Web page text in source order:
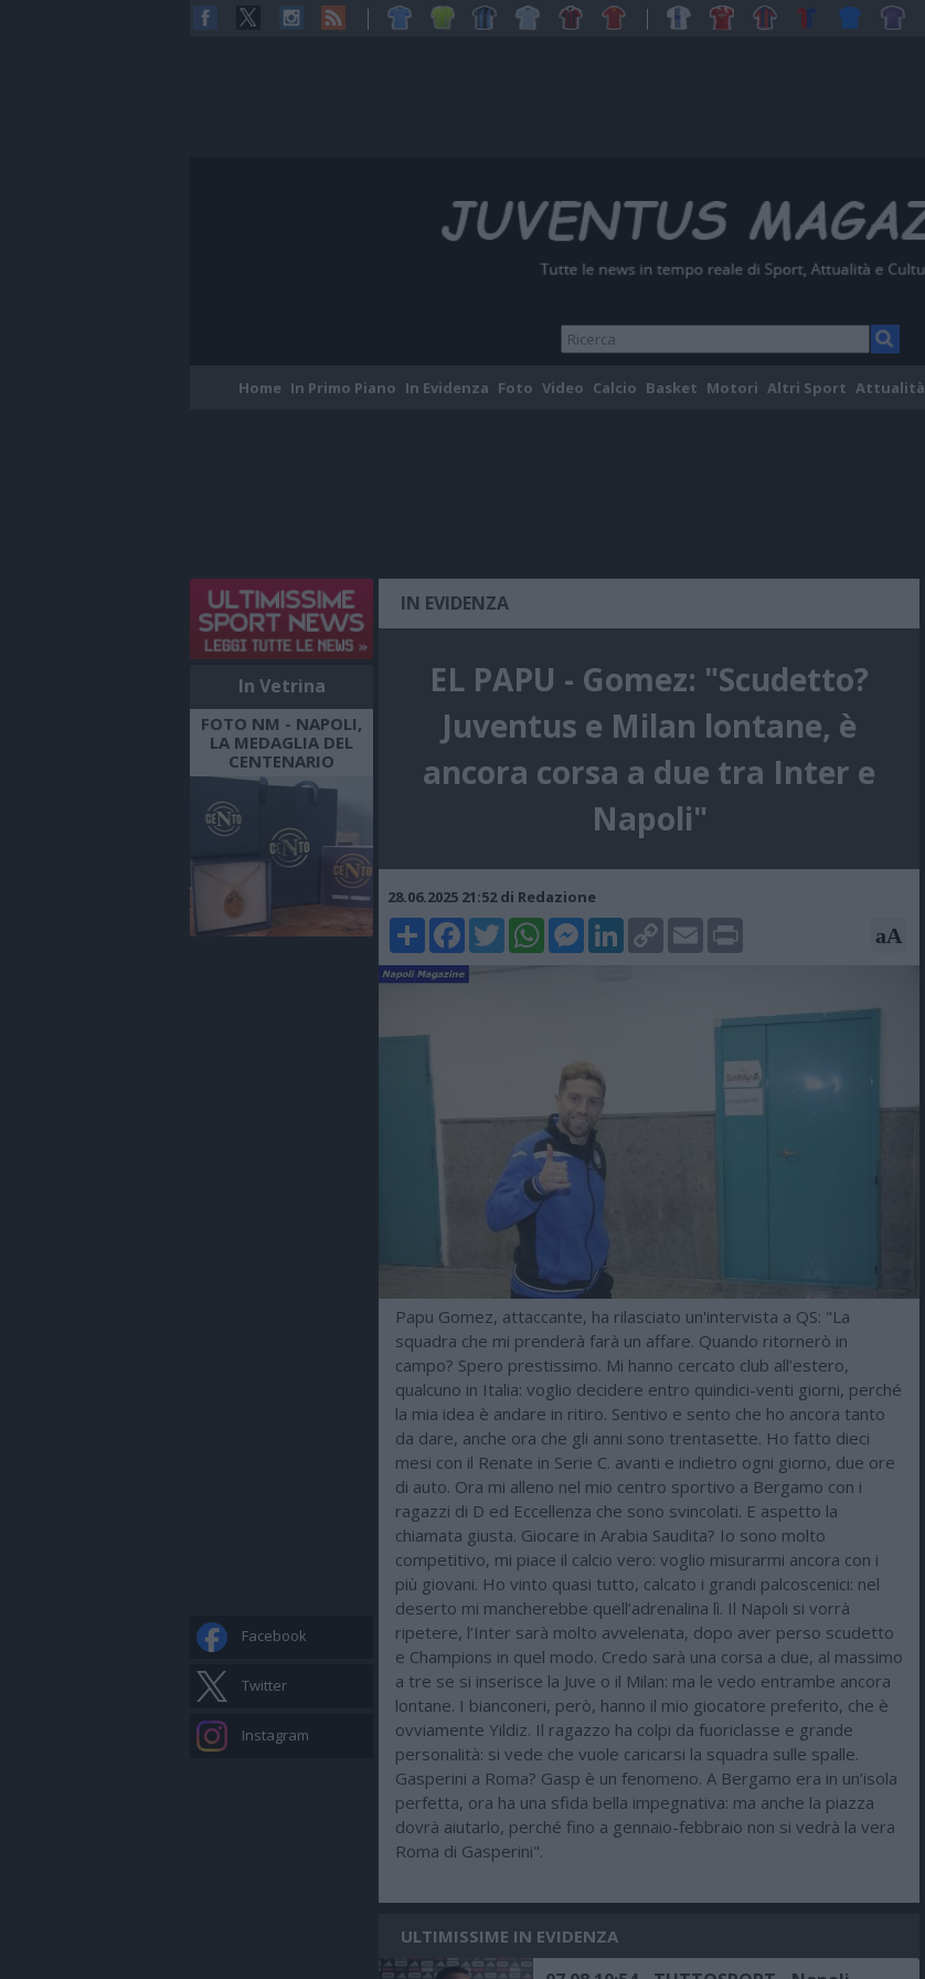
Home In Primo Piano In Evidenza Foto Video Calcio Basket Motori Altri Sport Attualità
In Vetrina
FOTO NM - NAPOLI,
LA MEDAGLIA DEL
CENTENARIO
Facebook
Twitter
Instagram
IN EVIDENZA
EL PAPU - Gomez: "Scudetto?
Juventus e Milan lontane, è
ancora corsa a due tra Inter e
Napoli"
28.06.2025 21:52 di Redazione
ShareFacebookTwitterWhatsAppMessenger
LinkedIn
Copy
Link
Email Print aA
Papu Gomez, attaccante, ha rilasciato un'intervista a QS: "La
squadra che mi prenderà farà un affare. Quando ritornerò in
campo? Spero prestissimo. Mi hanno cercato club all’estero,
qualcuno in Italia: voglio decidere entro quindici-venti giorni, perché
la mia idea è andare in ritiro. Sentivo e sento che ho ancora tanto
da dare, anche ora che gli anni sono trentasette. Ho fatto dieci
mesi con il Renate in Serie C. avanti e indietro ogni giorno, due ore
di auto. Ora mi alleno nel mio centro sportivo a Bergamo con i
ragazzi di D ed Eccellenza che sono svincolati. E aspetto la
chiamata giusta. Giocare in Arabia Saudita? Io sono molto
competitivo, mi piace il calcio vero: voglio misurarmi ancora con i
più giovani. Ho vinto quasi tutto, calcato i grandi palcoscenici: nel
deserto mi mancherebbe quell’adrenalina lì. Il Napoli si vorrà
ripetere, l’Inter sarà molto avvelenata, dopo aver perso scudetto
e Champions in quel modo. Credo sarà una corsa a due, al massimo
a tre se si inserisce la Juve o il Milan: ma le vedo entrambe ancora
lontane. I bianconeri, però, hanno il mio giocatore preferito, che è
ovviamente Yildiz. Il ragazzo ha colpi da fuoriclasse e grande
personalità: si vede che vuole caricarsi la squadra sulle spalle.
Gasperini a Roma? Gasp è un fenomeno. A Bergamo era in un’isola
perfetta, ora ha una sfida bella impegnativa: ma anche la piazza
dovrà aiutarlo, perché fino a gennaio-febbraio non si vedrà la vera
Roma di Gasperini".
ULTIMISSIME IN EVIDENZA